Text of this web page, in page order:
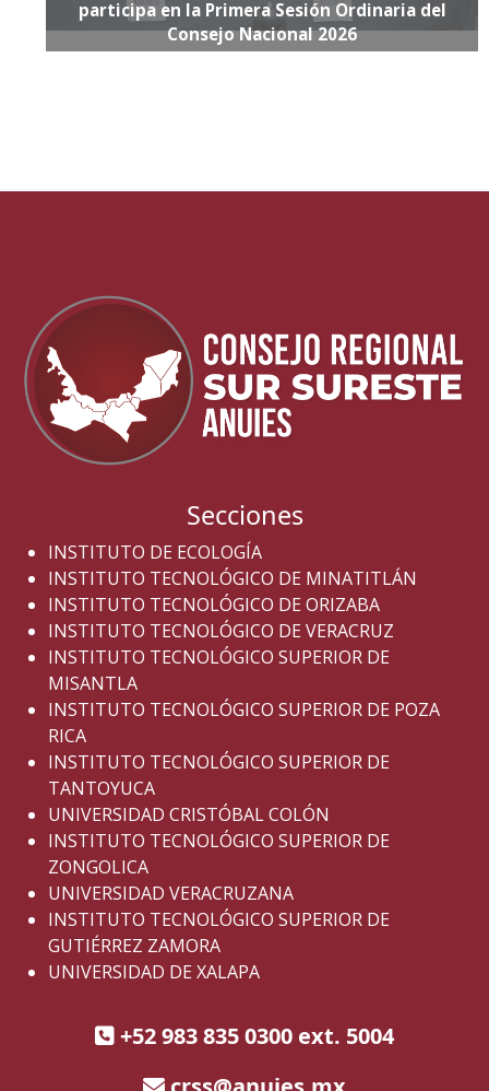
participa en la Primera Sesión Ordinaria del
Consejo Nacional 2026
Secciones
INSTITUTO DE ECOLOGÍA
INSTITUTO TECNOLÓGICO DE MINATITLÁN
INSTITUTO TECNOLÓGICO DE ORIZABA
INSTITUTO TECNOLÓGICO DE VERACRUZ
INSTITUTO TECNOLÓGICO SUPERIOR DE
MISANTLA
INSTITUTO TECNOLÓGICO SUPERIOR DE POZA
RICA
INSTITUTO TECNOLÓGICO SUPERIOR DE
TANTOYUCA
UNIVERSIDAD CRISTÓBAL COLÓN
INSTITUTO TECNOLÓGICO SUPERIOR DE
ZONGOLICA
UNIVERSIDAD VERACRUZANA
INSTITUTO TECNOLÓGICO SUPERIOR DE
GUTIÉRREZ ZAMORA
UNIVERSIDAD DE XALAPA
+52 983 835 0300 ext. 5004